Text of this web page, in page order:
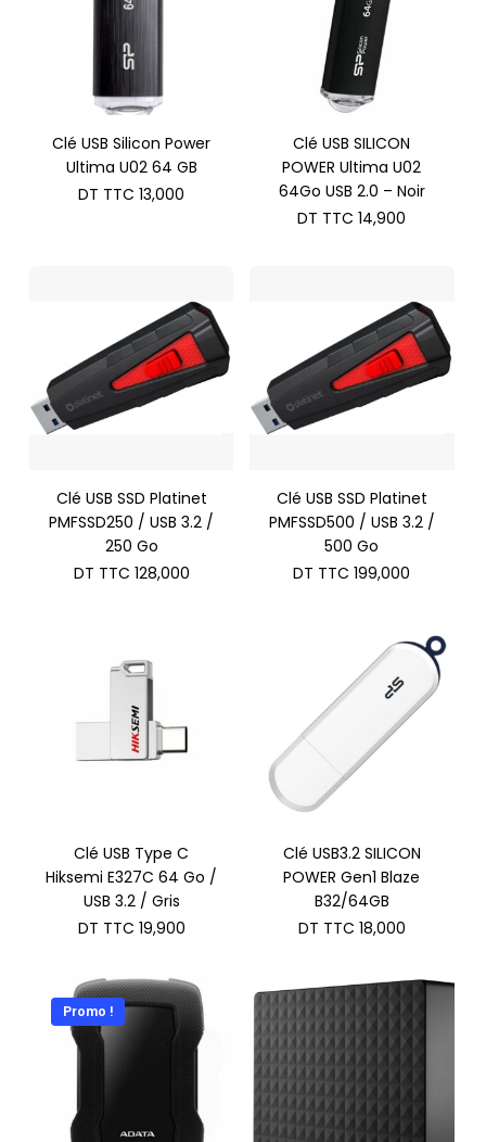
Clé USB Silicon Power
Ultima U02 64 GB
DT TTC 13,000
Clé USB SILICON
POWER Ultima U02
64Go USB 2.0 – Noir
DT TTC 14,900
Clé USB SSD Platinet
PMFSSD250 / USB 3.2 /
250 Go
DT TTC 128,000
Clé USB SSD Platinet
PMFSSD500 / USB 3.2 /
500 Go
DT TTC 199,000
Clé USB Type C
Hiksemi E327C 64 Go /
USB 3.2 / Gris
DT TTC 19,900
Clé USB3.2 SILICON
POWER Gen1 Blaze
B32/64GB
DT TTC 18,000
Promo !